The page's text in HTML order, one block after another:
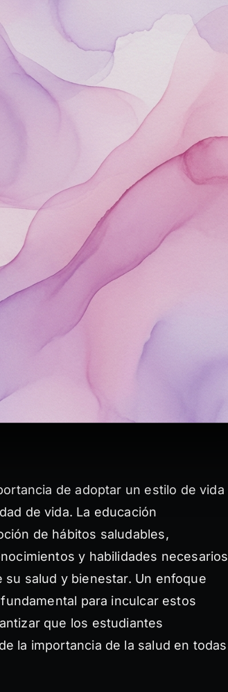
de adoptar un estilo de vida
de vida. La educación
de hábitos saludables,
y habilidades necesarios
salud y bienestar. Un enfoque
para inculcar estos
que los estudiantes
la importancia de la salud en todas